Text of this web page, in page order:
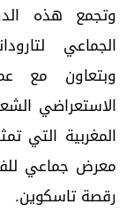
وتجمع هذه
الجماعي
وبتعاون مع
الاستعراضي
المغربية التي
معرض جماعي
رقصة تاسكوين.